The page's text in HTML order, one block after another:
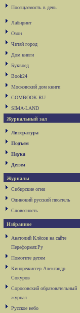
Посещаемость в день
Лабиринт
Озон
Читай город
Дом книги
Буквоед
Book24
Московский дом книги
COMBOOK.RU
SIMA-LAND
Журнальный зал
Литература
Подъем
Наука
Детям
Журналы
Сибирские огни
Одинокий русский писатель
Словесность
Избранное
Анатолий Клёсов на сайте
Переформат.Ру
Помогите детям
Кинорежиссер Александр
Сокуров
Соросовский образовательный
журнал
Русское небо